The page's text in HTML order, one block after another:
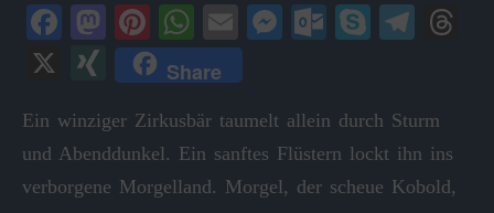
Fa
ce
ok
M
as
to
do
n
Pi
nt
er
es
t
W
ha
ts
A
pp
E
m
ail
M
ng
er
O
ok
.c
o
S
Te
a
m
X
X
N
G
Share
Ein winziger Zirkusbär taumelt allein durch Sturm
und Abenddunkel. Ein sanftes Flüstern lockt ihn ins
verborgene Morgelland. Morgel, der scheue Kobold,